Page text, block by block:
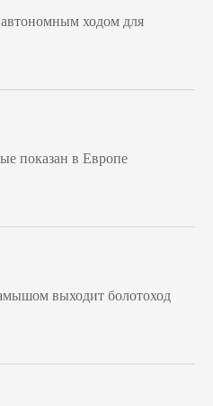
ходом для
показан в Европе
выходит болотоход